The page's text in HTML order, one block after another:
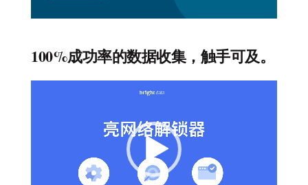
100%成功率的数据收集，触手可及。